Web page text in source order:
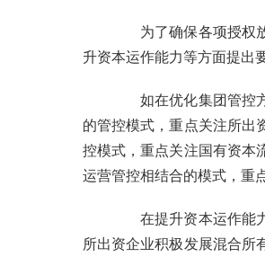
为了确保各项授权
升资本运作能力等方面提出
如在优化集团管控
的管控模式，重点关注所出
控模式，重点关注国有资本
运营管控相结合的模式，重
在提升资本运作能
所出资企业积极发展混合所